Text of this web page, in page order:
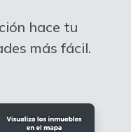
hace tu
más fácil.